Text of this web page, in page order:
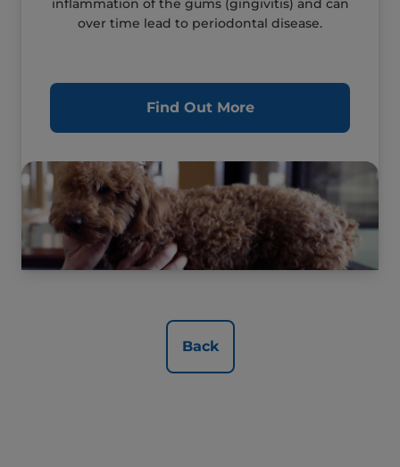
inflammation of the gums (gingivitis) and can
over time lead to periodontal disease.
Find Out More
Back